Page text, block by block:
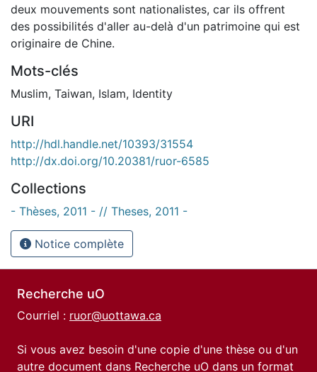
deux mouvements sont nationalistes, car ils offrent
des possibilités d'aller au-delà d'un patrimoine qui est
originaire de Chine.
Mots-clés
Muslim, Taiwan, Islam, Identity
URI
http://hdl.handle.net/10393/31554
http://dx.doi.org/10.20381/ruor-6585
Collections
- Thèses, 2011 - // Theses, 2011 -
Notice complète
Recherche uO
Courriel : ruor@uottawa.ca
Si vous avez besoin d'une copie d'une thèse ou d'un
autre document dans Recherche uO dans un format